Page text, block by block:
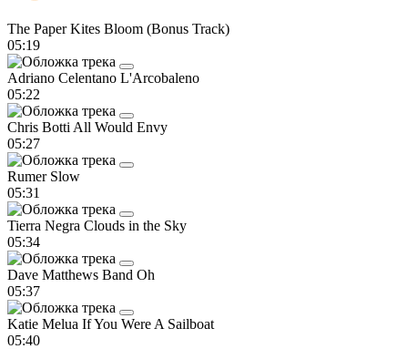
The Paper Kites Bloom (Bonus Track)
05:19
Adriano Celentano L'Arcobaleno
05:22
Chris Botti All Would Envy
05:27
Rumer Slow
05:31
Tierra Negra Clouds in the Sky
05:34
Dave Matthews Band Oh
05:37
Katie Melua If You Were A Sailboat
05:40